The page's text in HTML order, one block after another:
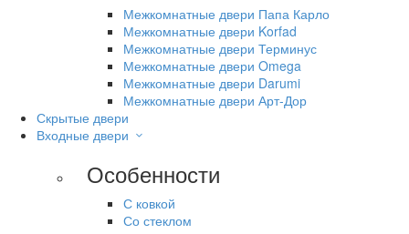
Межкомнатные двери Папа Карло
Межкомнатные двери Korfad
Межкомнатные двери Терминус
Межкомнатные двери Omega
Межкомнатные двери Darumi
Межкомнатные двери Арт-Дор
Скрытые двери
Входные двери
Особенности
С ковкой
Со стеклом